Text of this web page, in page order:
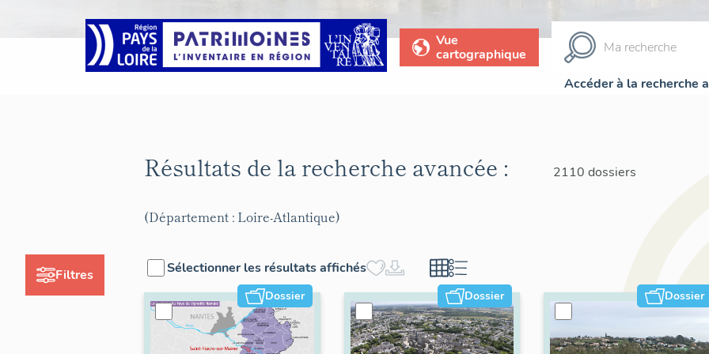
Vue
cartographique
Accéder à la recherche
Filtres
Résultats de la recherche avancée : 2110 dossiers
(Département : Loire-Atlantique)
Sélectionner les résultats affichés
Dossier Dossier Dossier